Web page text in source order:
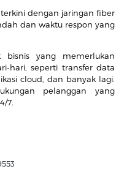
dengan jaringan fiber
dan waktu respon yang
bisnis yang memerlukan
hari, seperti transfer data
cloud, dan banyak lagi.
pelanggan yang
7.